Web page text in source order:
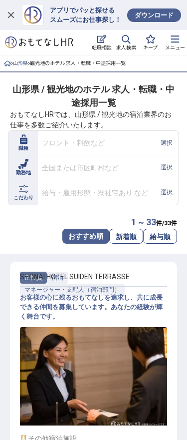
アプリでパッと探せる
スムーズにお仕事探し！
ダウンロード
転職相談 求人検索 キープ メニュー
ログイン
求人・施設を探す
就職・転職 合同説明会
おもてなしHRについて
ご利用の流れ
よくある質問
ホテル・宿泊業界情報コラム
転職サポートに申し込む
山形県 観光地のホテル 求人・転職・中途採用一覧
山形県 / 観光地のホテル 求人・転職・中
途採用一覧
おもてなしHRでは、山形県 / 観光地の宿泊業界のお
仕事を多数ご紹介いたします。
職種
フロント・料飲など 選択
勤務地
全国または市区町村など 選択
こだわり
給与・雇用形態・寮社宅あり など 選択
1 ~ 33件/33件
おすすめ順 新着順 給与順
正社員
宿泊
マネージャー・支配人（宿泊部門）
マネジメント スタッフ
SHONAI HOTEL SUIDEN TERRASSE
お客様の心に残るおもてなしを追求し、共に成長
できる仲間を募集しています。あなたの経験が輝
く舞台です。
施設業態